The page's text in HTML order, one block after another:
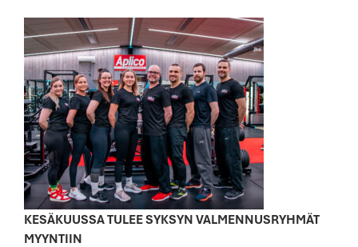
KESÄKUUSSA TULEE SYKSYN VALMENNUSRYHMÄT
MYYNTIIN